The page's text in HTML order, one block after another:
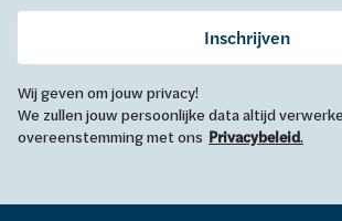
Inschrijven
Wij geven om jouw privacy!
We zullen jouw persoonlijke data altijd
overeenstemming met ons Privacybeleid.